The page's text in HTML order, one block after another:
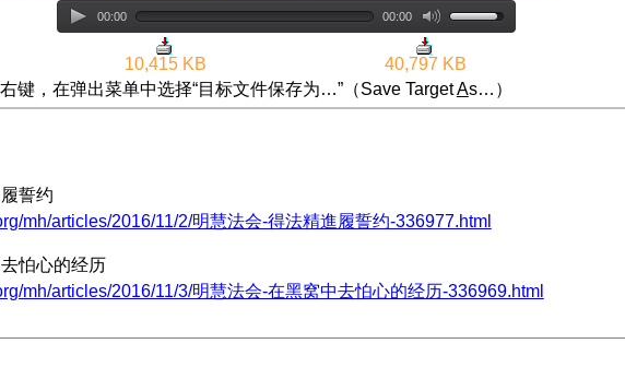
00:00 00:00
10,415 KB
40,797 KB
键，在弹出菜单中选择“目标文件保存为…”（Save TargetAs…）
誓约
mh/articles/2016/11/2/明慧法会-得法精進履誓约-336977.html
怕心的经历
mh/articles/2016/11/3/明慧法会-在黑窝中去怕心的经历-336969.html